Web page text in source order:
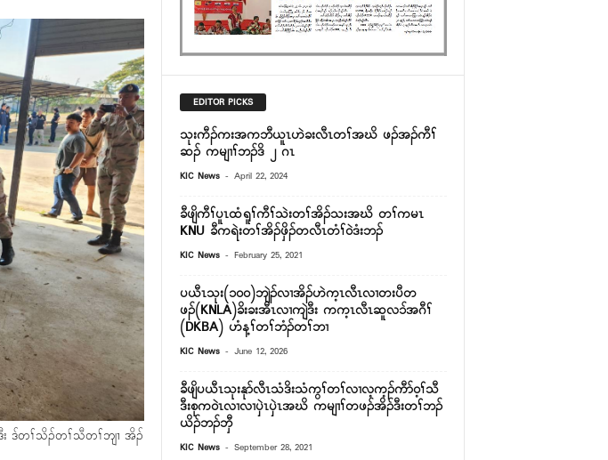
ဒ်တၢ်သိၣ်တၢ်သီတၢ်ဘျၢ အိၣ်
EDITOR PICKS
သုးကီၣ်ကးအကဘီယူၤဟဲခးလီၤတၢ်အဃိ ဖၣ်အၣ်ကီၢ်
ဆၣ် ကမျၢၢ်ဘၣ်ဒိ ၂ ဂၤ
KIC News - April 22, 2024
ခီဖျိကီၢ်ပူၤထံရူၢ်ကီၢ်သဲးတၢ်အိၣ်သးအဃိ တၢ်ကမၤ
KNU ခီကရဲးတၢ်အိၣ်ဖှိၣ်တလီၤတံၢ်၀ဲဒံးဘၣ်
KIC News - February 25, 2021
ပယီၤသုး(၁၀၀)ဘျဲၣ်လၢအိၣ်ဟဲက့ၤလီၤလၢတးပီတ
ဖၣ်(KNLA)ခိးခးအီၤလၢကျဲဒီး ကက့ၤလီၤဆူလၥ်အဂီၢ်
(DKBA) ဟံန့ၢ်တၢ်ဘံၣ်တၢ်ဘၢ
KIC News - June 12, 2026
ခီဖျိပယီၤသုးနုာ်လီၤသံဒိးသံကွၢ်တၢ်လၢလ့က့ၣ်ကီာ်၀့ၢ်သီ
ဒီးစုက၀ဲၤလၢလၢၦဲၤၦဲၤအဃိ ကမျၢၢ်တဖၣ်အိၣ်ဒီးတၢ်ဘၣ်
ယိၣ်ဘၣ်ဘှီ
KIC News - September 28, 2021